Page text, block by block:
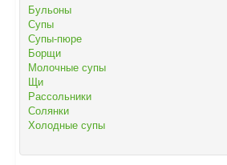
Бульоны
Супы
Супы-пюре
Борщи
Молочные супы
Щи
Рассольники
Солянки
Холодные супы